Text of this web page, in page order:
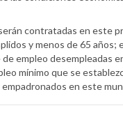
contratadas en este
y menos de 65 años;
empleo desempleadas
mínimo que se
en este